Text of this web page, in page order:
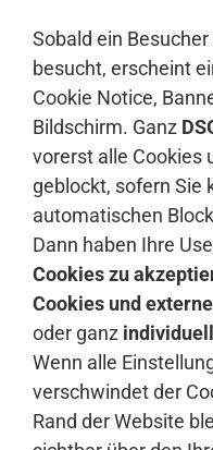
Sobald ein
besucht, erscheint
Cookie Notice,
Bildschirm. Ganz
vorerst alle Cookies
geblockt, sofern Sie
automatischen
Dann haben Ihre
Cookies zu
Cookies und
oder ganz
Wenn alle
verschwindet der
Rand der Website